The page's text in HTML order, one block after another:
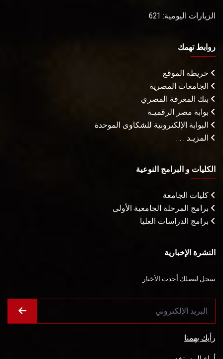
الزيارات اليومية: 621
روابط تهمك
خريطة الموقع
الجامعات المصرية
بنك المعرفة المصري
بوابة مصر الرقميـة
البوابة الإلكترونية للشكاوى الموحدة
المزيـد . . .
الكليات و البرامج النوعية
كليات الجامعة
برامج المرحلة الجامعية الأولى
برامج الدراسات العليا
النشرة الإخبارية
سجل ليصلك أحدث الأخبار
رأيك يهمنا